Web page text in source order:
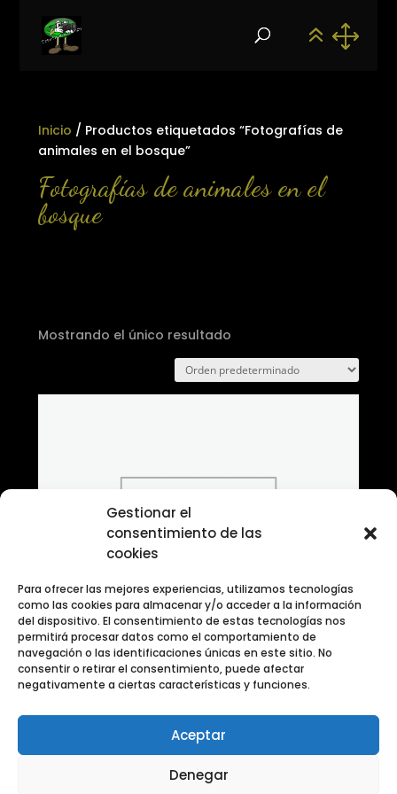
Gestionar el
consentimiento de las
cookies
Para ofrecer las mejores experiencias, utilizamos tecnologías
como las cookies para almacenar y/o acceder a la información
del dispositivo. El consentimiento de estas tecnologías nos
permitirá procesar datos como el comportamiento de
navegación o las identificaciones únicas en este sitio. No
consentir o retirar el consentimiento, puede afectar
negativamente a ciertas características y funciones.
Aceptar
Denegar
Inicio / Productos etiquetados “Fotografías de
animales en el bosque”
Fotografías de animales en el
bosque
Mostrando el único resultado
Banco de Fotografias ANIMALES